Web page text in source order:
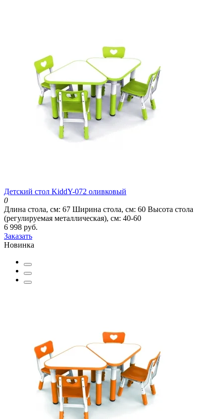
Детский стол KiddY-072 оливковый
0
Длина стола, см: 67 Ширина стола, см: 60 Высота стола
(регулируемая металлическая), см: 40-60
6 998 руб.
Заказать
Новинка